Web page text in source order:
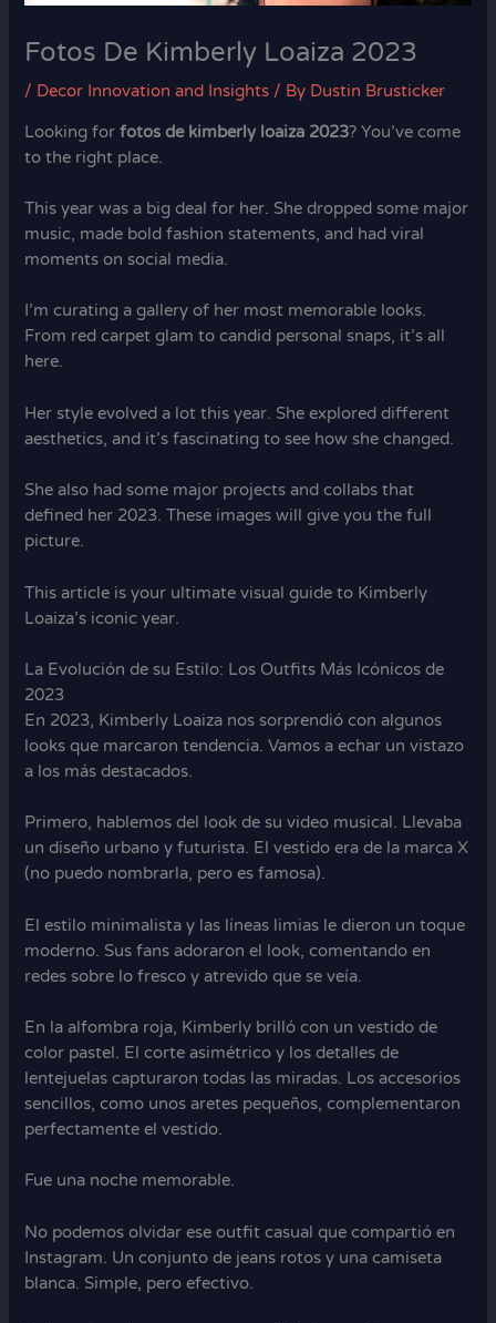
Fotos De Kimberly Loaiza 2023
/ Decor Innovation and Insights / By Dustin Brusticker
Looking forfotos de kimberly loaiza 2023? You’ve come
to the right place.
This year was a big deal for her. She dropped some major
music, made bold fashion statements, and had viral
moments on social media.
I’m curating a gallery of her most memorable looks.
From red carpet glam to candid personal snaps, it’s all
here.
Her style evolved a lot this year. She explored different
aesthetics, and it’s fascinating to see how she changed.
She also had some major projects and collabs that
defined her 2023. These images will give you the full
picture.
This article is your ultimate visual guide to Kimberly
Loaiza’s iconic year.
La Evolución de su Estilo: Los Outfits Más Icónicos de
2023
En 2023, Kimberly Loaiza nos sorprendió con algunos
looks que marcaron tendencia. Vamos a echar un vistazo
a los más destacados.
Primero, hablemos del look de su video musical. Llevaba
un diseño urbano y futurista. El vestido era de la marca X
(no puedo nombrarla, pero es famosa).
El estilo minimalista y las líneas limias le dieron un toque
moderno. Sus fans adoraron el look, comentando en
redes sobre lo fresco y atrevido que se veía.
En la alfombra roja, Kimberly brilló con un vestido de
color pastel. El corte asimétrico y los detalles de
lentejuelas capturaron todas las miradas. Los accesorios
sencillos, como unos aretes pequeños, complementaron
perfectamente el vestido.
Fue una noche memorable.
No podemos olvidar ese outfit casual que compartió en
Instagram. Un conjunto de jeans rotos y una camiseta
blanca. Simple, pero efectivo.